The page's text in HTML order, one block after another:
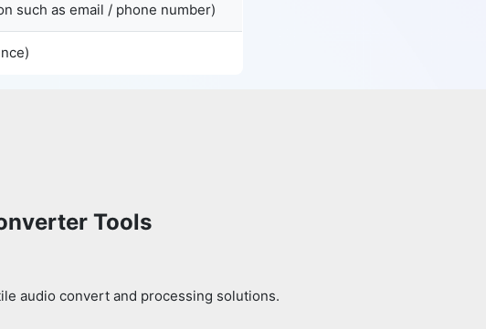
such as email / phone number)
Tools
audio convert and processing solutions.